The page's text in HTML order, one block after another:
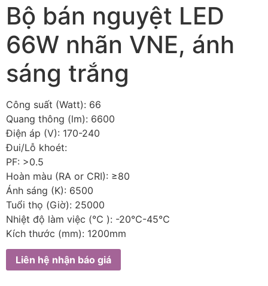
Bộ bán nguyệt LED
66W nhãn VNE, ánh
sáng trắng
Công suất (Watt): 66
Quang thông (lm): 6600
Điện áp (V): 170-240
Đui/Lỗ khoét:
PF: >0.5
Hoàn màu (RA or CRI): ≥80
Ánh sáng (K): 6500
Tuổi thọ (Giờ): 25000
Nhiệt độ làm việc (℃ ): -20℃-45℃
Kích thước (mm): 1200mm
Liên hệ nhận báo giá